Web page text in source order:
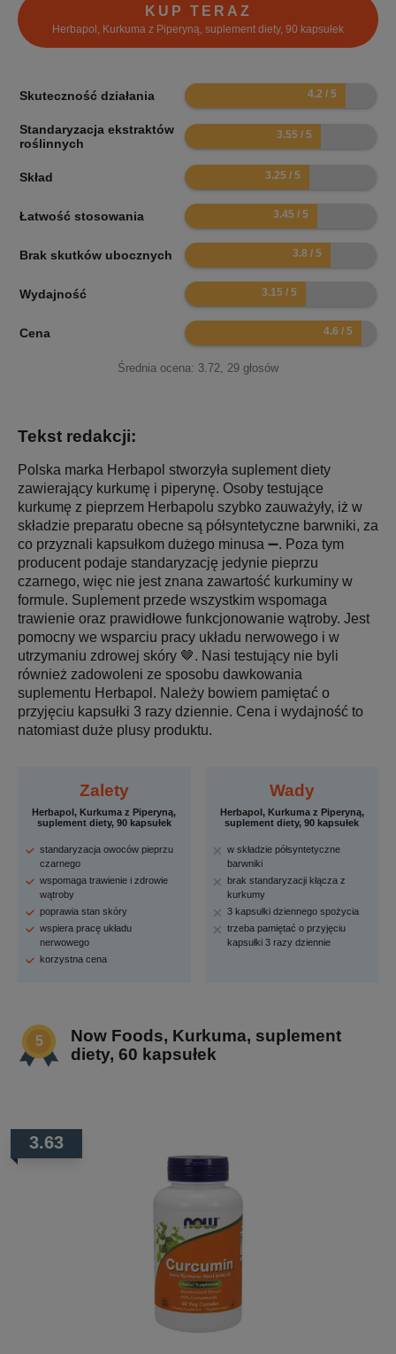
KUP TERAZ
Herbapol, Kurkuma z Piperyną, suplement diety, 90 kapsułek
Skuteczność działania 8.4
Standaryzacja ekstraktów
roślinnych
7.1
Skład 6.5
Łatwość stosowania 6.9
Brak skutków ubocznych 7.6
Wydajność 6.3
Cena 9.2
Średnia ocena: 3.72 29 głosów
Tekst redakcji:
Polska marka Herbapol stworzyła suplement diety
zawierający kurkumę i piperynę. Osoby testujące
kurkumę z pieprzem Herbapolu szybko zauważyły, iż w
składzie preparatu obecne są półsyntetyczne barwniki, za
co przyznali kapsułkom dużego minusa ➖. Poza tym
producent podaje standaryzację jedynie pieprzu
czarnego, więc nie jest znana zawartość kurkuminy w
formule. Suplement przede wszystkim wspomaga
trawienie oraz prawidłowe funkcjonowanie wątroby. Jest
pomocny we wsparciu pracy układu nerwowego i w
utrzymaniu zdrowej skóry 🤎. Nasi testujący nie byli
również zadowoleni ze sposobu dawkowania
suplementu Herbapol. Należy bowiem pamiętać o
przyjęciu kapsułki 3 razy dziennie. Cena i wydajność to
natomiast duże plusy produktu.
Zalety
Herbapol, Kurkuma z Piperyną,
suplement diety, 90 kapsułek
standaryzacja owoców pieprzu
czarnego
wspomaga trawienie i zdrowie
wątroby
poprawia stan skóry
wspiera pracę układu
nerwowego
korzystna cena
Wady
Herbapol, Kurkuma z Piperyną,
suplement diety, 90 kapsułek
w składzie półsyntetyczne
barwniki
brak standaryzacji kłącza z
kurkumy
3 kapsułki dziennego spożycia
trzeba pamiętać o przyjęciu
kapsułki 3 razy dziennie
Now Foods, Kurkuma, suplement
diety, 60 kapsułek
3.63